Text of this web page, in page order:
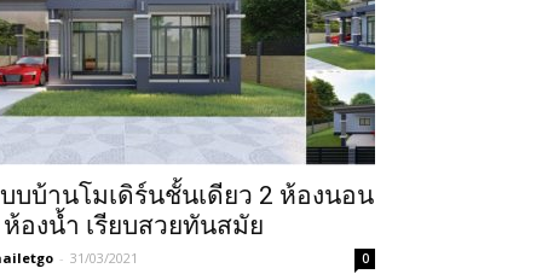
บบ้านโมเดิร์นชั้นเดียว 2 ห้องนอน
ห้องน้ำ เรียบสวยทันสมัย
- 31/03/2021 0